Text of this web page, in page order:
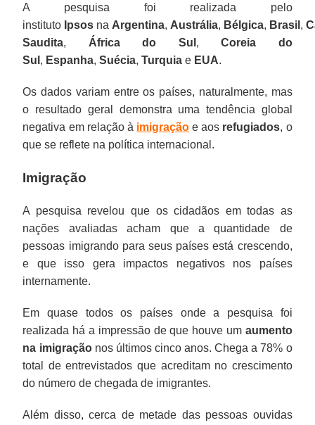
A pesquisa foi realizada pelo
instituto Ipsos na Argentina, Austrália, Bélgica, Brasil ,
Saudita, África do Sul ,Coreia do
Sul , Espanha,Suécia,Turquia e EUA.
Os dados variam entre os países, naturalmente, mas
o resultado geral demonstra uma tendência global
negativa em relação à imigração e aos refugiados, o
que se reflete na política internacional.
Imigração
A pesquisa revelou que os cidadãos em todas as
nações avaliadas acham que a quantidade de
pessoas imigrando para seus países está crescendo,
e que isso gera impactos negativos nos países
internamente.
Em quase todos os países onde a pesquisa foi
realizada há a impressão de que houve um aumento
na imigraçãonos últimos cinco anos. Chega a 78% o
total de entrevistados que acreditam no crescimento
do número de chegada de imigrantes.
Além disso, cerca de metade das pessoas ouvidas